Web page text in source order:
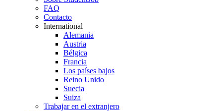
FAQ
Contacto
International
Alemania
Austria
Bélgica
Francia
Los países bajos
Reino Unido
Suecia
Suiza
Trabajar en el extranjero